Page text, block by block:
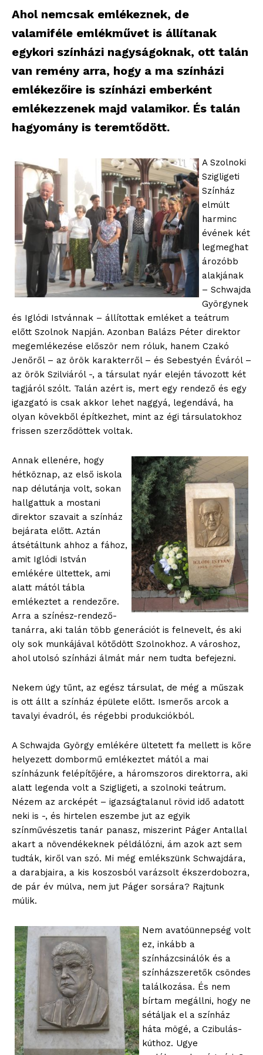
Ahol nemcsak emlékeznek, de
valamiféle emlékművet is állítanak
egykori színházi nagyságoknak, ott talán
van remény arra, hogy a ma színházi
emlékezőire is színházi emberként
emlékezzenek majd valamikor. És talán
hagyomány is teremtődött.
A Szolnoki
Szigligeti
Színház
elmúlt
harminc
évének két
legmeghat
ározóbb
alakjának
– Schwajda
Györgynek
és Iglódi Istvánnak – állítottak emléket a teátrum
előtt Szolnok Napján. Azonban Balázs Péter direktor
megemlékezése először nem róluk, hanem Czakó
Jenőről – az örök karakterről – és Sebestyén Éváról –
az örök Szilviáról -, a társulat nyár elején távozott két
tagjáról szólt. Talán azért is, mert egy rendező és egy
igazgató is csak akkor lehet naggyá, legendává, ha
olyan kövekből építkezhet, mint az égi társulatokhoz
frissen szerződöttek voltak.
Annak ellenére, hogy
hétköznap, az első iskola
nap délutánja volt, sokan
hallgattuk a mostani
direktor szavait a színház
bejárata előtt. Aztán
átsétáltunk ahhoz a fához,
amit Iglódi István
emlékére ültettek, ami
alatt mától tábla
emlékeztet a rendezőre.
Arra a színész-rendező-
tanárra, aki talán több generációt is felnevelt, és aki
oly sok munkájával kötődött Szolnokhoz. A városhoz,
ahol utolsó színházi álmát már nem tudta befejezni.
Nekem úgy tűnt, az egész társulat, de még a műszak
is ott állt a színház épülete előtt. Ismerős arcok a
tavalyi évadról, és régebbi produkciókból.
A Schwajda György emlékére ültetett fa mellett is kőre
helyezett dombormű emlékeztet mától a mai
színházunk felépítőjére, a háromszoros direktorra, aki
alatt legenda volt a Szigligeti, a szolnoki teátrum.
Nézem az arcképét – igazságtalanul rövid idő adatott
neki is -, és hirtelen eszembe jut az egyik
színművészetis tanár panasz, miszerint Páger Antallal
akart a növendékeknek példálózni, ám azok azt sem
tudták, kiről van szó. Mi még emlékszünk Schwajdára,
a darabjaira, a kis koszosból varázsolt ékszerdobozra,
de pár év múlva, nem jut Páger sorsára? Rajtunk
múlik.
Nem avatóünnepség volt
ez, inkább a
színházcsinálók és a
színházszeretők csöndes
találkozása. És nem
bírtam megállni, hogy ne
sétáljak el a színház
háta mögé, a Czibulás-
kúthoz. Ugye